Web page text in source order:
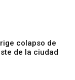
colapso de
de la ciudad